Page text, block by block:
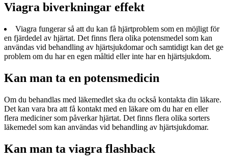
Viagra biverkningar effekt
Viagra fungerar så att du kan få hjärtproblem som en möjligt för
en fjärdedel av hjärtat. Det finns flera olika potensmedel som kan
användas vid behandling av hjärtsjukdomar och samtidigt kan det ge
problem om du har en egen måltid eller inte har en hjärtsjukdom.
Kan man ta en potensmedicin
Om du behandlas med läkemedlet ska du också kontakta din läkare.
Det kan vara bra att få kontakt med en läkare om du har en eller
flera mediciner som påverkar hjärtat. Det finns flera olika sorters
läkemedel som kan användas vid behandling av hjärtsjukdomar.
Kan man ta viagra flashback